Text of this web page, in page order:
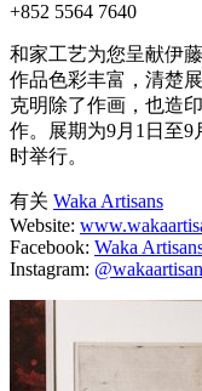
+852 5564 7640
和家工艺为您呈献伊
作品色彩丰富，清楚
克明除了作画，也造
作。展期为9月1日至9
时举行。
有关 Waka Artisans
Website:
Facebook: Waka
Instagram: